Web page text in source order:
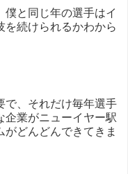
と同じ年の選手はイ
を続けられるかわから
で、それだけ毎年選手
企業がニューイヤー駅
どんどんできてきま